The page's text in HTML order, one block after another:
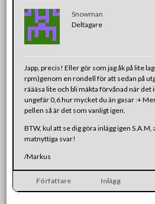
Snowman
Deltagare
Japp, precis! Eller gör som jag åk på lite
rpm)genom en rondell för att sedan på
räääsa lite och bli mäkta förvånad när
ungefär 0,6 hur mycket du än gasar :+
pellen så är det som vanligt igen.
BTW, kul att se dig göra inlägg igen
matnyttiga svar!
/Markus
Författare Inlägg